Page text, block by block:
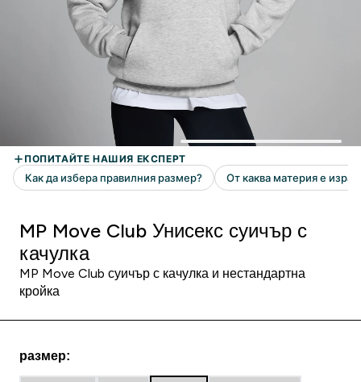
MP Move Club Унисекс суичър с
качулка
MP Move Club суичър с качулка и нестандартна
кройка
размер: